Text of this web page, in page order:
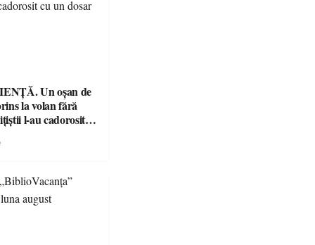
Un oșan de
la volan fără
l-au cadorosit